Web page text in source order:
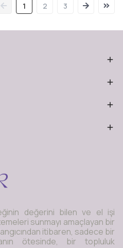
1 2 3
değerini bilen ve el işi
sunmayı amaçlayan bir
itibaren, sadece bir
ötesinde, bir topluluk